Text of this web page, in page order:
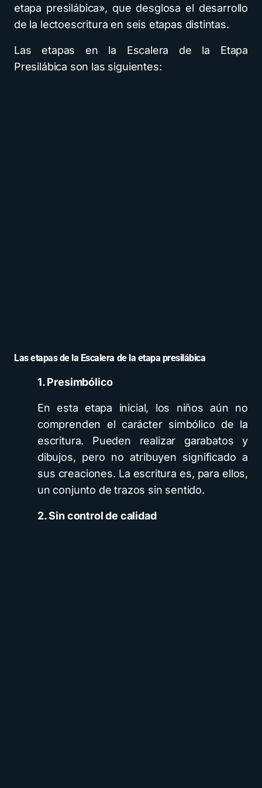
etapa presilábica», que desglosa el desarrollo
de la lectoescritura en seis etapas distintas.
Las etapas en la Escalera de la Etapa
Presilábica son las siguientes:
Las etapas de la Escalera de la etapa presilábica
1. Presimbólico
En esta etapa inicial, los niños aún no
comprenden el carácter simbólico de la
escritura. Pueden realizar garabatos y
dibujos, pero no atribuyen significado a
sus creaciones. La escritura es, para ellos,
un conjunto de trazos sin sentido.
2. Sin control de calidad